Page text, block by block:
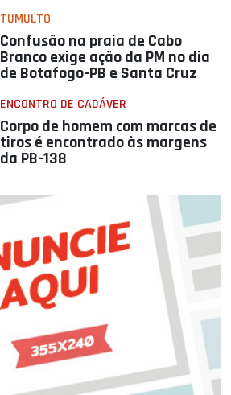
TUMULTO
Confusão na praia de Cabo
Branco exige ação da PM no dia
de Botafogo-PB e Santa Cruz
ENCONTRO DE CADÁVER
Corpo de homem com marcas de
tiros é encontrado às margens
da PB-138